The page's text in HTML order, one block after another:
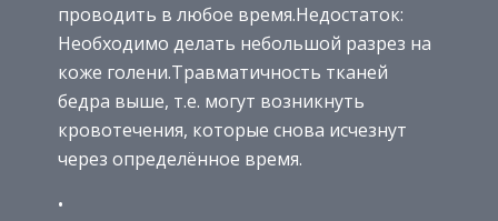
проводить в любое время.Недостаток:
Необходимо делать небольшой разрез на
коже голени.Травматичность тканей
бедра выше, т.е. могут возникнуть
кровотечения, которые снова исчезнут
через определённое время.